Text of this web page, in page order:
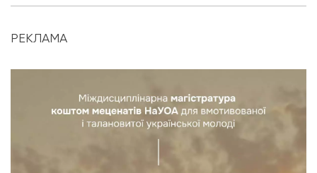
РЕКЛАМА